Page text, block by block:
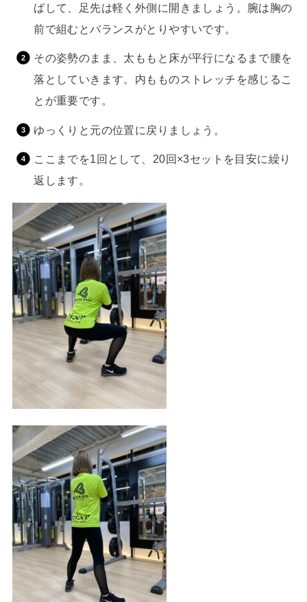
ばして、足先は軽く外側に開きましょう。腕は胸の
前で組むとバランスがとりやすいです。
その姿勢のまま、太ももと床が平行になるまで腰を
落としていきます。内もものストレッチを感じるこ
とが重要です。
ゆっくりと元の位置に戻りましょう。
ここまでを1回として、20回×3セットを目安に繰り
返します。